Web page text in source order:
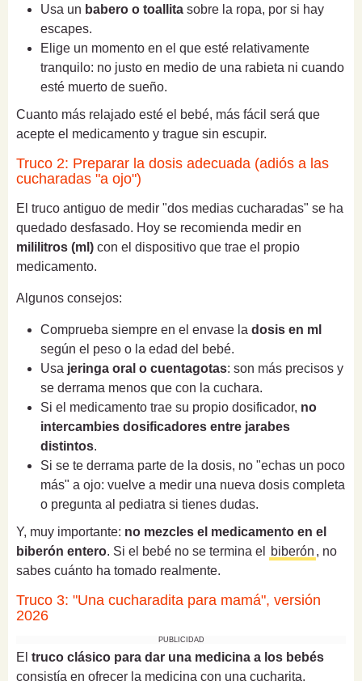
Usa un babero o toallita sobre la ropa, por si hay
escapes.
Elige un momento en el que esté relativamente
tranquilo: no justo en medio de una rabieta ni cuando
esté muerto de sueño.
Cuanto más relajado esté el bebé, más fácil será que
acepte el medicamento y trague sin escupir.
Truco 2: Preparar la dosis adecuada (adiós a las
cucharadas "a ojo")
El truco antiguo de medir "dos medias cucharadas" se ha
quedado desfasado. Hoy se recomienda medir en
mililitros (ml) con el dispositivo que trae el propio
medicamento.
Algunos consejos:
Comprueba siempre en el envase la dosis en ml
según el peso o la edad del bebé.
Usa jeringa oral o cuentagotas: son más precisos y
se derrama menos que con la cuchara.
Si el medicamento trae su propio dosificador, no
intercambies dosificadores entre jarabes
distintos.
Si se te derrama parte de la dosis, no "echas un poco
más" a ojo: vuelve a medir una nueva dosis completa
o pregunta al pediatra si tienes dudas.
Y, muy importante: no mezcles el medicamento en el
biberón entero. Si el bebé no se termina el biberón , no
sabes cuánto ha tomado realmente.
Truco 3: "Una cucharadita para mamá", versión
2026
PUBLICIDAD
El truco clásico para dar una medicina a los bebés
consistía en ofrecer la medicina con una cucharita,